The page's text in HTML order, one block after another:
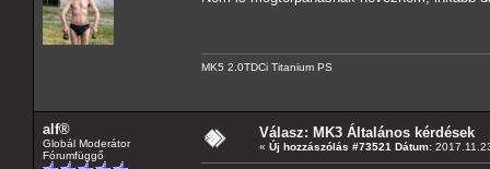
MK5 2.0TDCi Titanium PS
alf®
Globál Moderátor
Fórumfüggő
Válasz: MK3 Általános kérdések
« Új hozzászólás #73521 Dátum: